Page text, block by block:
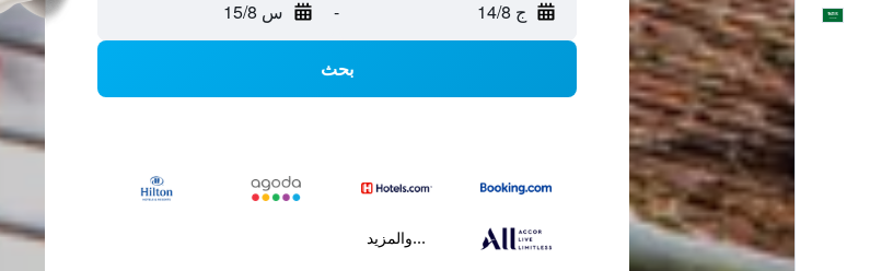
العَرَبِيَّة ج 14/8 - س 15/8
بحث
...والمزيد